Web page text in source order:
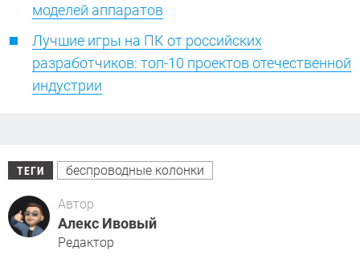
моделей аппаратов
Лучшие игры на ПК от российских
разработчиков: топ-10 проектов отечественной
индустрии
ТЕГИ беспроводные колонки
Автор
Алекс Ивовый
Редактор